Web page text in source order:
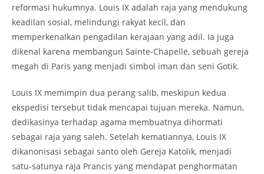
reformasi hukumnya. Louis IX adalah raja yang mendukung
keadilan sosial, melindungi rakyat kecil, dan
memperkenalkan pengadilan kerajaan yang adil. Ia juga
dikenal karena membangun Sainte-Chapelle, sebuah gereja
megah di Paris yang menjadi simbol iman dan seni Gotik.
Louis IX memimpin dua perang salib, meskipun kedua
ekspedisi tersebut tidak mencapai tujuan mereka. Namun,
dedikasinya terhadap agama membuatnya dihormati
sebagai raja yang saleh. Setelah kematiannya, Louis IX
dikanonisasi sebagai santo oleh Gereja Katolik, menjadi
satu-satunya raja Prancis yang mendapat penghormatan